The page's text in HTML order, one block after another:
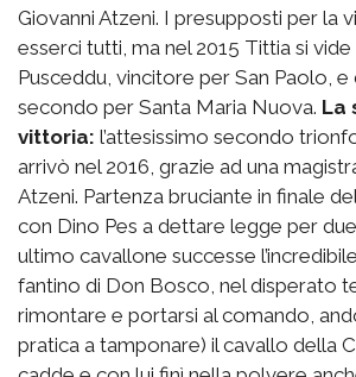
Giovanni Atzeni. I presupposti per la
esserci tutti, ma nel 2015 Tittia si
Pusceddu, vincitore per San Paolo,
secondo per Santa Maria Nuova. La
vittoria: l’attesissimo secondo
arrivò nel 2016, grazie ad una
Atzeni. Partenza bruciante in finale
con Dino Pes a dettare legge per due
ultimo cavallone successe
fantino di Don Bosco, nel disperato
rimontare e portarsi al comando,
pratica a tamponare) il cavallo della